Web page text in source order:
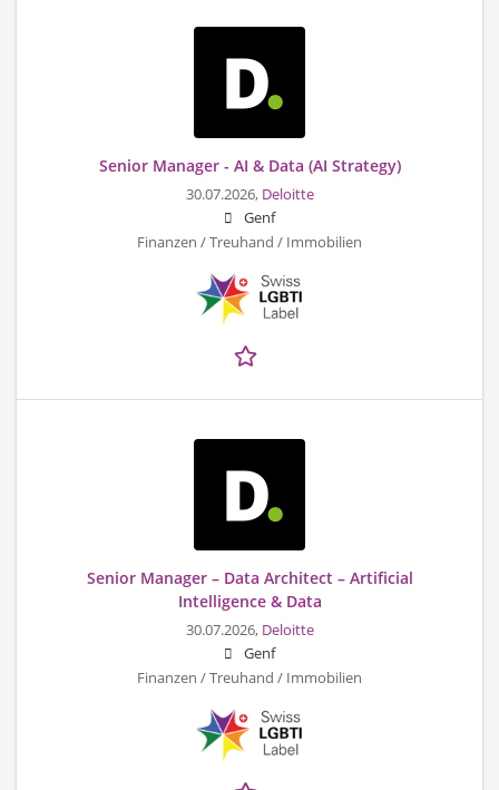
Senior Manager - AI & Data (AI Strategy)
30.07.2026, Deloitte
Genf
Finanzen / Treuhand / Immobilien
Senior Manager – Data Architect – Artificial
Intelligence & Data
30.07.2026, Deloitte
Genf
Finanzen / Treuhand / Immobilien